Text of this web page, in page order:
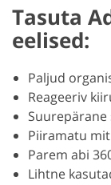
Tasuta
eelised:
Paljud
Reageeriv
Piiramatu
Parem abi
Lihtne